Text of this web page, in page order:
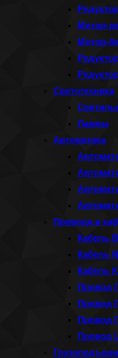
Мотор-
Мотор-
Светотехника
Лампы
Автоматика
Провода и
Кабель
Кабель
Кабель
Провод
Провод
Провод
Провод